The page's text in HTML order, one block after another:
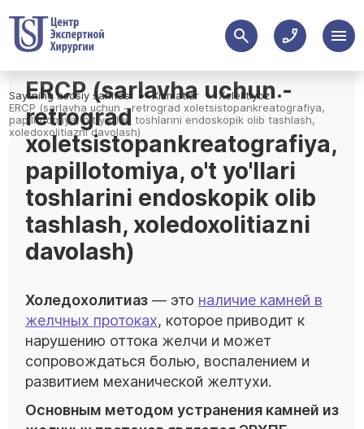
Saytning asosiy sahifasi Xizmatlar
Xolelitiyoz
ERCP (sarlavha uchun - retrograd xoletsistopankreatografiya,
papillotomiya, o't yo'llari toshlarini endoskopik olib tashlash,
xoledoxolitiazni davolash)
ERCP (sarlavha uchun -
retrograd
xoletsistopankreatografiya,
papillotomiya, o't yo'llari
toshlarini endoskopik olib
tashlash, xoledoxolitiazni
davolash)
Холедохолитиаз — это наличие камней в
желчных протоках, которое приводит к
нарушению оттока желчи и может
сопровождаться болью, воспалением и
развитием механической желтухи.
Основным методом устранения камней из